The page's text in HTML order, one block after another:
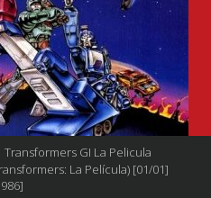
Transformers GI La Pelicula
La Película) [01/01]